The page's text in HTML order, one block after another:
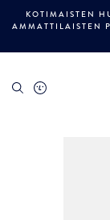
KOTIMAISTEN
AMMATTILAISTEN